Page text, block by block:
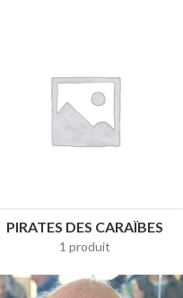
PIRATES DES CARAÏBES
1 produit